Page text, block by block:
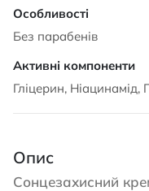
Без парабенів
Гліцерин,
Опис
Сонцезахисний